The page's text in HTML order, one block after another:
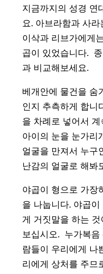
지금까지의 성경 연
요. 아브라함과 사
이삭과 리브가에게
곱이 있었습니다.
과 비교해보세요.
베개안에 물건을 숨
인지 추측하게 합니
을 차례로 넣어서
아이의 눈을 눈가리
얼굴을 만져서 누구
난감의 얼굴로 해봐
야곱이 형으로 가장
을 나눕니다. 야곱이
게 거짓말을 하는 것
보십시오. 누가복
람들이 우리에게 나
리에게 상처를 주므